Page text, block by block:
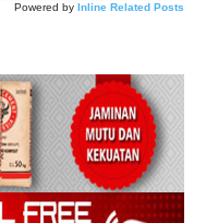
Powered by Inline Related Posts